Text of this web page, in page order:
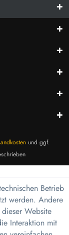
und ggf.
Betrieb
werden. Andere
Website
Interaktion mit